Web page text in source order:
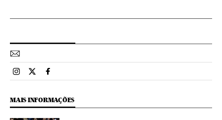
Esportes El País Brasil en Instagram
Esportes El País Brasil en Twitter
Esportes El País Brasil en Facebook
MAIS INFORMAÇÕES